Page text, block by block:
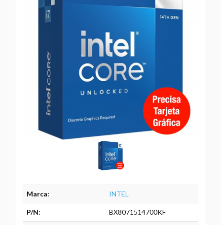
Marca: INTEL
P/N: BX8071514700KF